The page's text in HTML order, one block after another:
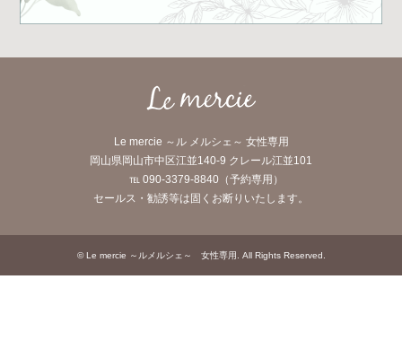
Le mercie ～ル メルシェ～ 女性専用
岡山県岡山市中区江並140-9 クレール江並101
℡ 090-3379-8840（予約専用）
セールス・勧誘等は固くお断りいたします。
©Le mercie ～ルメルシェ～ 女性専用 . All Rights Reserved.